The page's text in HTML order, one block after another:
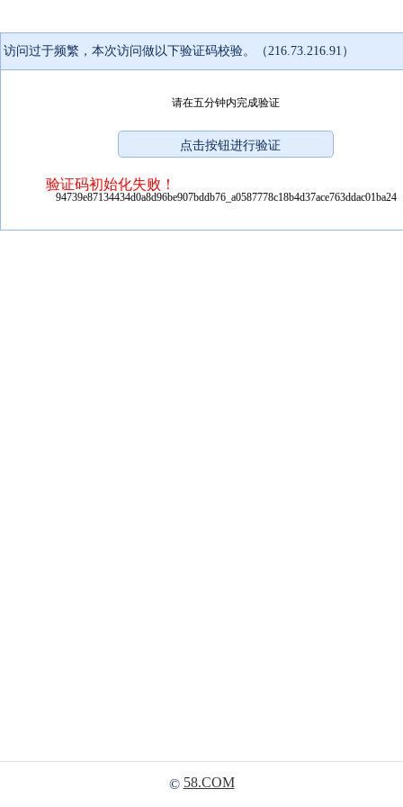
访问过于频繁，本次访问做以下验证码校验。（216.73.216.91）
请在五分钟内完成验证
验证码初始化失败！
94739e87134434d0a8d96be907bddb76_a0587778c18b4d37ace763ddac01ba24
© 58.COM